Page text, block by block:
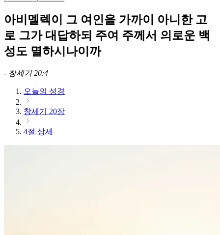
아비멜렉이 그 여인을 가까이 아니한 고
로 그가 대답하되 주여 주께서 의로운 백
성도 멸하시나이까
- 창세기 20:4
오늘의 성경
창세기 20장
4절 상세